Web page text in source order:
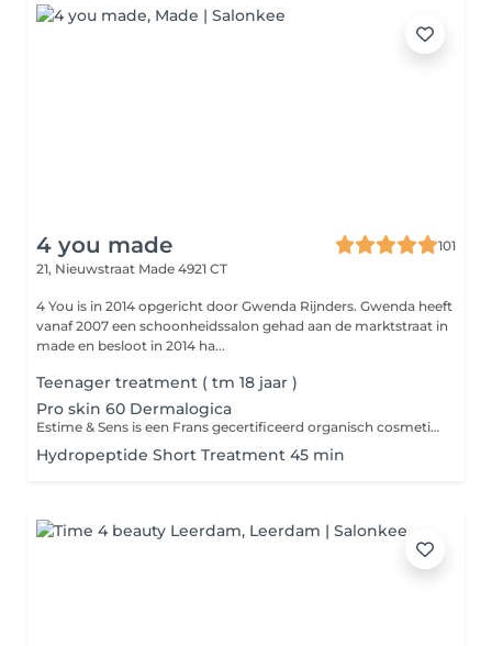
4 you made
101
21, Nieuwstraat Made 4921 CT
4 You is in 2014 opgericht door Gwenda Rijnders. Gwenda heeft
vanaf 2007 een schoonheidssalon gehad aan de marktstraat in
made en besloot in 2014 ha...
Teenager treatment ( tm 18 jaar )
Pro skin 60 Dermalogica
Estime & Sens is een Frans gecertificeerd organisch cosmeticamerk voor lichaam & gelaat Estime & Sens is een Frans cosmeticamerk dat staat voor hoge kwaliteitsproducten aan een eerlijke prijs, waardoor veilige cosmetica en welzijn voor ieder toegankelijk wordt gemaakt. Jezelf goed verzorgen, draagt bij aan zelfvertrouwen en eigenwaarde, wat noodzakelijk is voor het bereiken van doelen en dromen. Estime & Sens is een volledig biologisch huidverzorgingsmerk voor zowel lichaam als gelaat. Estime & sens biedt gezonde huidverzorgings en welzijnsproducten aan met respect voor mens, dier en nartuur Het doel van Estime & Sens is om producten op de markt die de gezondheid bevorderen en ervoor zorgen dat iedereen die ze gebruikt zich goed voelt in zijn vel. Dit alles met respect voor de mens, dier en natuur.
Hydropeptide Short Treatment 45 min